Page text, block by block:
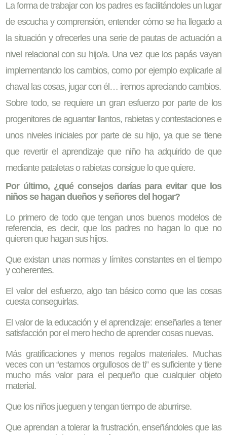
La forma de trabajar con los padres es facilitándoles un lugar
de escucha y comprensión, entender cómo se ha llegado a
la situación y ofrecerles una serie de pautas de actuación a
nivel relacional con su hijo/a. Una vez que los papás vayan
implementando los cambios, como por ejemplo explicarle al
chaval las cosas, jugar con él… iremos apreciando cambios.
Sobre todo, se requiere un gran esfuerzo por parte de los
progenitores de aguantar llantos, rabietas y contestaciones e
unos niveles iniciales por parte de su hijo, ya que se tiene
que revertir el aprendizaje que niño ha adquirido de que
mediante pataletas o rabietas consigue lo que quiere.
Por último, ¿qué consejos darías para evitar que los
niños se hagan dueños y señores del hogar?
Lo primero de todo que tengan unos buenos modelos de
referencia, es decir, que los padres no hagan lo que no
quieren que hagan sus hijos.
Que existan unas normas y límites constantes en el tiempo
y coherentes.
El valor del esfuerzo, algo tan básico como que las cosas
cuesta conseguirlas.
El valor de la educación y el aprendizaje: enseñarles a tener
satisfacción por el mero hecho de aprender cosas nuevas.
Más gratificaciones y menos regalos materiales. Muchas
veces con un “estamos orgullosos de ti” es suficiente y tiene
mucho más valor para el pequeño que cualquier objeto
material.
Que los niños jueguen y tengan tiempo de aburrirse.
Que aprendan a tolerar la frustración, enseñándoles que las